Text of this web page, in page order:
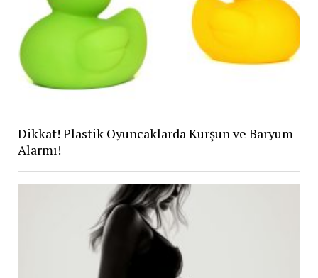
Dikkat! Plastik Oyuncaklarda Kurşun ve Baryum
Alarmı!